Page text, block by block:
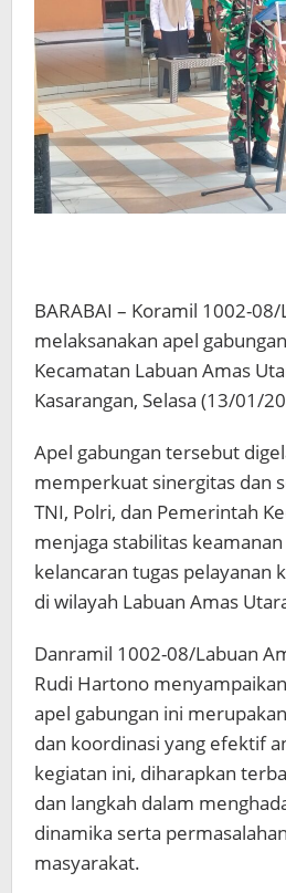
BARABAI – Koramil 1002-
melaksanakan apel
Kecamatan Labuan Amas
Kasarangan, Selasa (13/01/
Apel gabungan tersebut
memperkuat sinergitas dan
TNI, Polri, dan Pemerintah
menjaga stabilitas
kelancaran tugas pelayanan
di wilayah Labuan Amas
Danramil 1002-08/Labuan
Rudi Hartono
apel gabungan ini
dan koordinasi yang efektif
kegiatan ini, diharapkan
dan langkah dalam
dinamika serta
masyarakat.